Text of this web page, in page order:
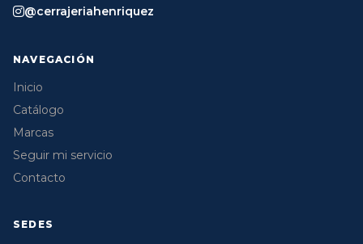
@cerrajeriahenriquez
NAVEGACIÓN
Inicio
Catálogo
Marcas
Seguir mi servicio
Contacto
SEDES